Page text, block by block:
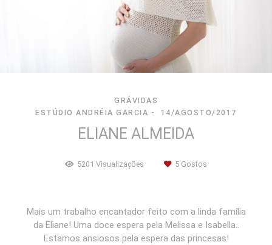
GRÁVIDAS
ESTÚDIO ANDRÉIA GARCIA
14/AGOSTO/2017
ELIANE ALMEIDA
5201 Visualizações 5 Gostos
Mais um trabalho encantador feito com a linda família
da Eliane! Uma doce espera pela Melissa e Isabella..
Estamos ansiosos pela espera das princesas!